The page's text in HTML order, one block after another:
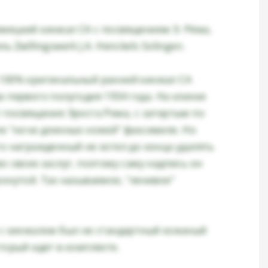
кинжал СА с посвящением Э. Рёма,
Zwillingswerk J.A. Henckels Solingen.
оригинальный ранний кинжал СА
первого полугодия 1934 года. На клинке
посвящение Эрнста Рема, с затертым по
"ночи длинных ножей" факсимиле. Но
награжденный не хотел до конца удалять
своих заслуг, поэтому саму надпись он
Так называемое, "ленивое"
кинжалом был не стандартный кожаный
идет в комплекте.